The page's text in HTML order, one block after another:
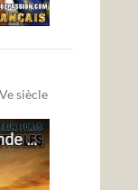
siècle